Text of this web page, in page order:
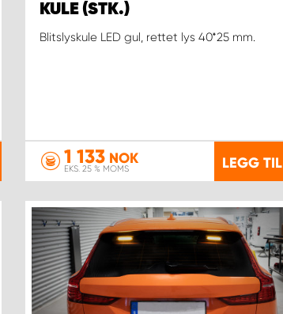
KULE (STK.)
Blitslyskule LED gul, rettet lys 40*25 mm.
1 133NOK
EKS. 25 % MOMS LEGG TIL